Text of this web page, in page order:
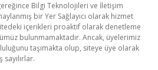
Bilgi Teknolojileri ve İletişim
bir Yer Sağlayıcı olarak hizmet
içerikleri proaktif olarak denetleme
bulunmamaktadır. Ancak, üyelerimiz
taşımakta olup, siteye üye olarak